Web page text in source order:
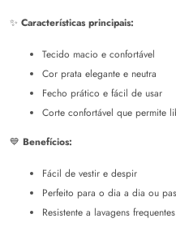
✨ Características principais:
Tecido macio e confortável
Cor prata elegante e neutra
Fecho prático e fácil de usar
Corte confortável que permite
💙 Benefícios:
Fácil de vestir e despir
Perfeito para o dia a dia ou
Resistente a lavagens frequentes